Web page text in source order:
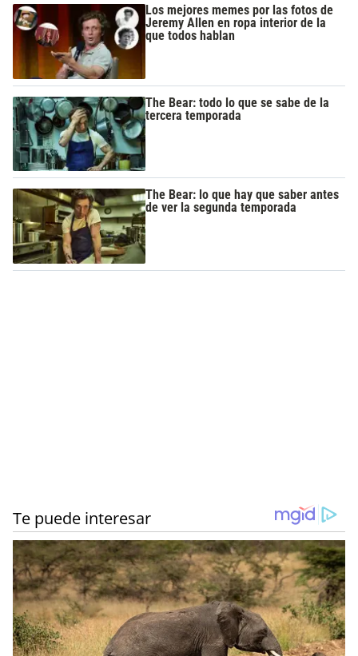
Los mejores memes por las fotos de
Jeremy Allen en ropa interior de la
que todos hablan
The Bear: todo lo que se sabe de la
tercera temporada
The Bear: lo que hay que saber antes
de ver la segunda temporada